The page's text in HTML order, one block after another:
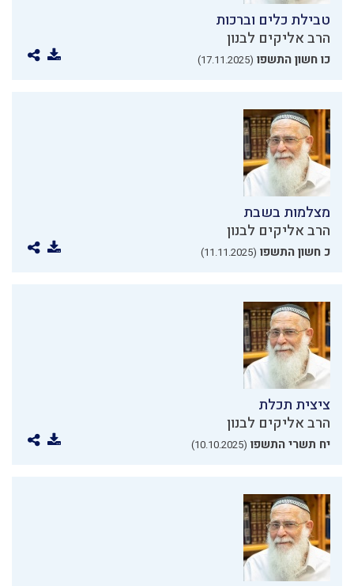
טבילת כלים וברכות
הרב אליקים לבנון
כו חשון התשפו (17.11.2025)
מצלמות בשבת
הרב אליקים לבנון
כ חשון התשפו (11.11.2025)
ציצית תכלת
הרב אליקים לבנון
יח תשרי התשפו (10.10.2025)